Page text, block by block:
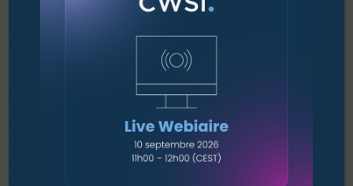
La sensibilisation à la sécurité,
avec un impact réel.
Avec notre expertise Microsoft Security &
Compliance et la plateforme innovante d’Hoxhunt,
vous déployez une formation engageante, facile
à administrer et orientée sur le changement de
comportement — sans charge supplémentaire.